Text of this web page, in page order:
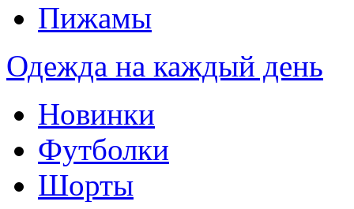
Пижамы
Одежда на каждый день
Новинки
Футболки
Шорты